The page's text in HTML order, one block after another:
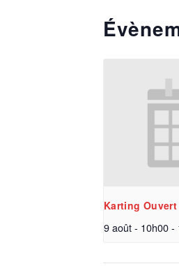
Karting Ouvert
9 août - 10h00-